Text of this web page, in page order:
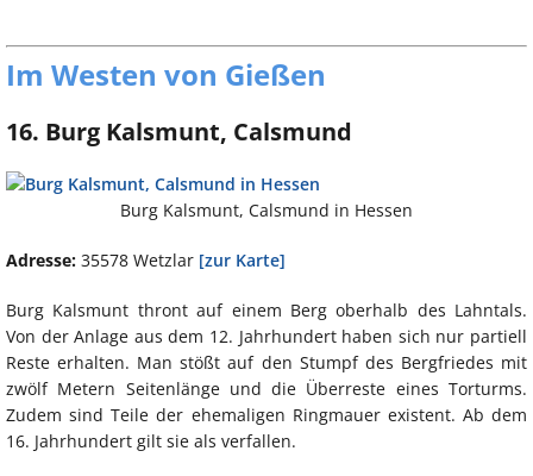
Im Westen von Gießen
16. Burg Kalsmunt, Calsmund
Burg Kalsmunt, Calsmund in Hessen
Adresse: 35578 Wetzlar [zur Karte]
Burg Kalsmunt thront auf einem Berg oberhalb des Lahntals.
Von der Anlage aus dem 12. Jahrhundert haben sich nur partiell
Reste erhalten. Man stößt auf den Stumpf des Bergfriedes mit
zwölf Metern Seitenlänge und die Überreste eines Torturms.
Zudem sind Teile der ehemaligen Ringmauer existent. Ab dem
16. Jahrhundert gilt sie als verfallen.